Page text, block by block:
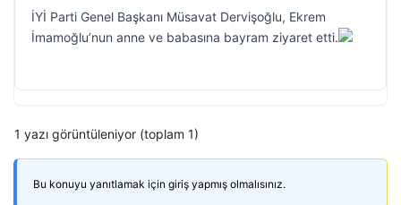
İYİ Parti Genel Başkanı Müsavat Dervişoğlu, Ekrem
İmamoğlu’nun anne ve babasına bayram ziyaret etti.
1 yazı görüntüleniyor (toplam 1)
Bu konuyu yanıtlamak için giriş yapmış olmalısınız.